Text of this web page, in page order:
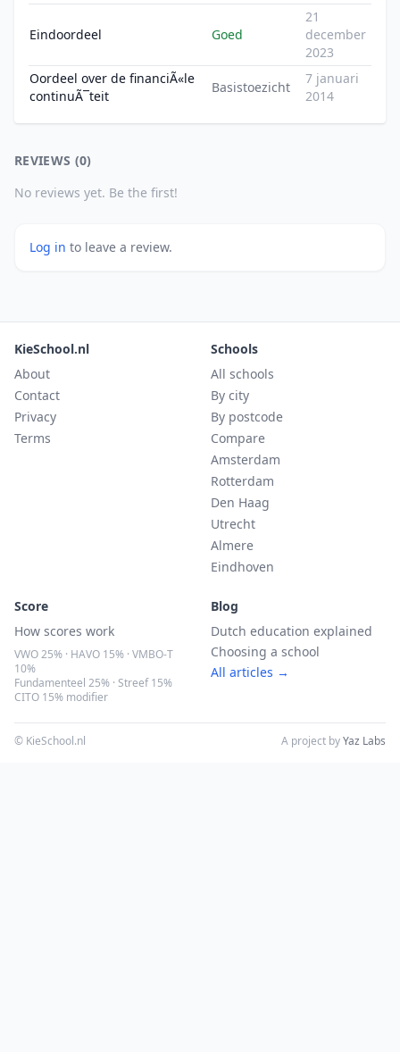
Eindoordeel Goed
21
december
2023
Oordeel over de financiÃ«le
continuÃ¯teit
Basistoezicht
7 januari
2014
REVIEWS (0)
No reviews yet. Be the first!
Log in to leave a review.
KieSchool.nl
About
Contact
Privacy
Terms
Schools
All schools
By city
By postcode
Compare
Amsterdam
Rotterdam
Den Haag
Utrecht
Almere
Eindhoven
Score
How scores work
VWO 25% · HAVO 15% · VMBO-T
10%
Fundamenteel 25% · Streef 15%
CITO 15% modifier
Blog
Dutch education explained
Choosing a school
All articles →
© KieSchool.nl A project byYaz Labs